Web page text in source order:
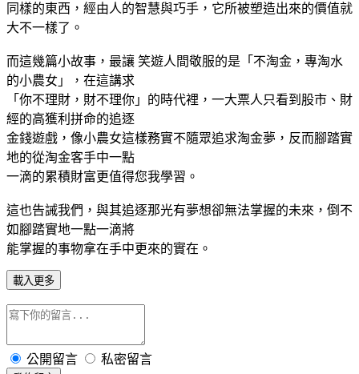
同樣的東西，經由人的智慧與巧手，它所被塑造出來的價值就
大不一樣了。
而這幾篇小故事，最讓 笑遊人間敬服的是「不淘金，專淘水
的小農女」，在這講求
「你不理財，財不理你」的時代裡，一大票人只看到股市、財
經的高獲利拼命的追逐
金錢遊戲，像小農女這樣務實不隨眾追求淘金夢，反而腳踏實
地的從淘金客手中一點
一滴的累積財富更值得您我學習。
這也告誡我們，與其追逐那光有夢想卻無法掌握的未來，倒不
如腳踏實地一點一滴將
能掌握的事物拿在手中更來的實在。
載入更多
公開留言 私密留言